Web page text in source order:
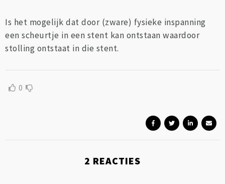
Is het mogelijk dat door (zware) fysieke inspanning
een scheurtje in een stent kan ontstaan waardoor
stolling ontstaat in die stent.
0
2 REACTIES